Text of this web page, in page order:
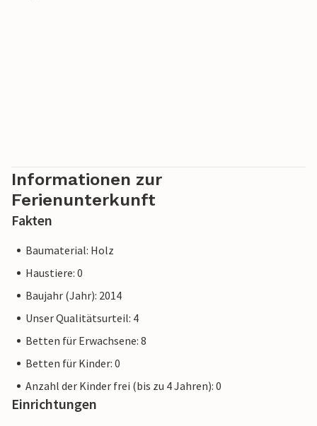
Informationen zur
Ferienunterkunft
Fakten
Baumaterial: Holz
Haustiere: 0
Baujahr (Jahr): 2014
Unser Qualitätsurteil: 4
Betten für Erwachsene: 8
Betten für Kinder: 0
Anzahl der Kinder frei (bis zu 4 Jahren): 0
Einrichtungen